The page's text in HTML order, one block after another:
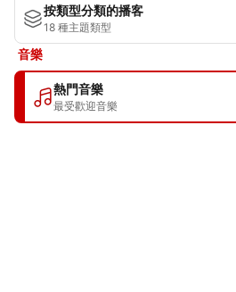
按類型分類的播客
18 種主題類型
音樂
熱門音樂
最受歡迎音樂